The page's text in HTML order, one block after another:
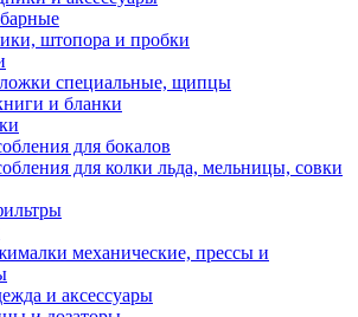
штопора и пробки
специальные, щипцы
и бланки
для бокалов
для колки льда, мельницы, совки
механические, прессы и
и аксессуары